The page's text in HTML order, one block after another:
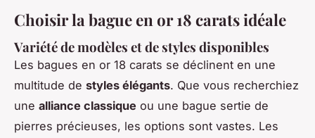
Choisir la bague en or 18 carats idéale
Variété de modèles et de styles disponibles
Les bagues en or 18 carats se déclinent en une
multitude de styles élégants. Que vous recherchiez
une alliance classique ou une bague sertie de
pierres précieuses, les options sont vastes. Les